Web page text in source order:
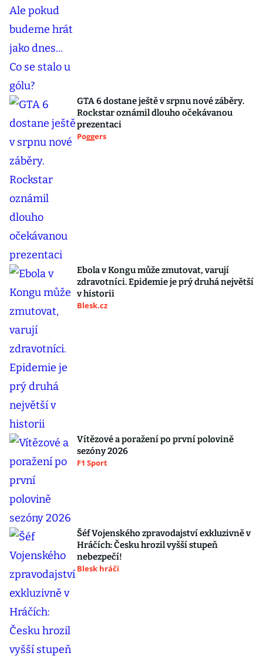
GTA 6 dostane ještě v srpnu nové záběry.
Rockstar oznámil dlouho očekávanou
prezentaci
Poggers
Ebola v Kongu může zmutovat, varují
zdravotníci. Epidemie je prý druhá největší
v historii
Blesk.cz
Vítězové a poražení po první polovině
sezóny 2026
F1 Sport
Šéf Vojenského zpravodajství exkluzivně v
Hráčích: Česku hrozil vyšší stupeň
nebezpečí!
Blesk hráči